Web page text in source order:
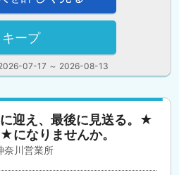
07-17 ～ 2026-08-13
キープ
に迎え、最後に見送る。★
になりませんか。
川営業所